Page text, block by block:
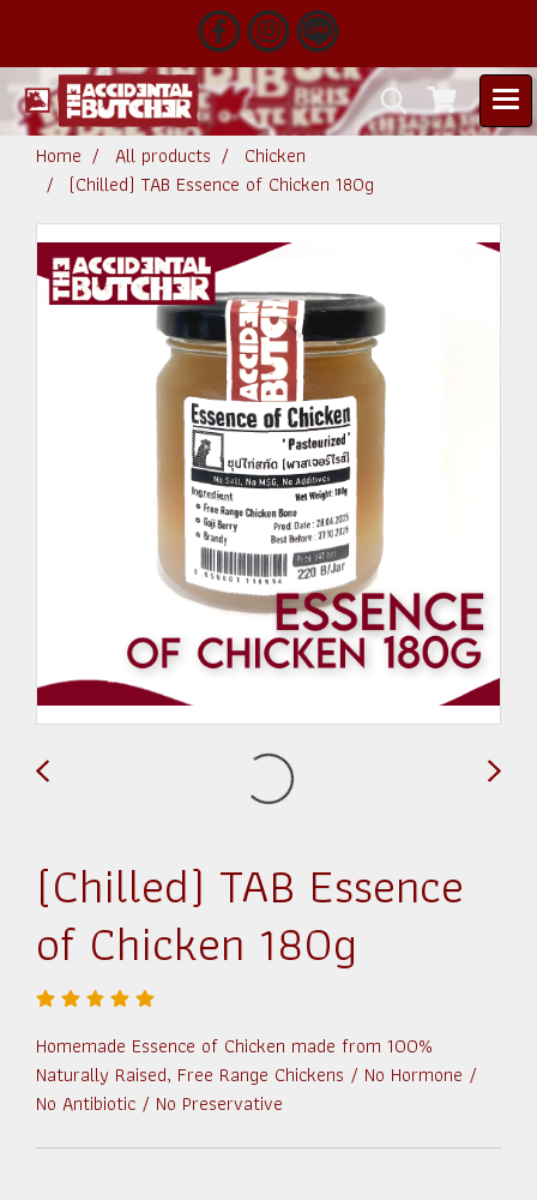
Home All products
Chicken
(Chilled) TAB Essence of Chicken 180g
(Chilled) TAB Essence
of Chicken 180g
Homemade Essence of Chicken made from 100%
Naturally Raised, Free Range Chickens / No Hormone /
No Antibiotic / No Preservative